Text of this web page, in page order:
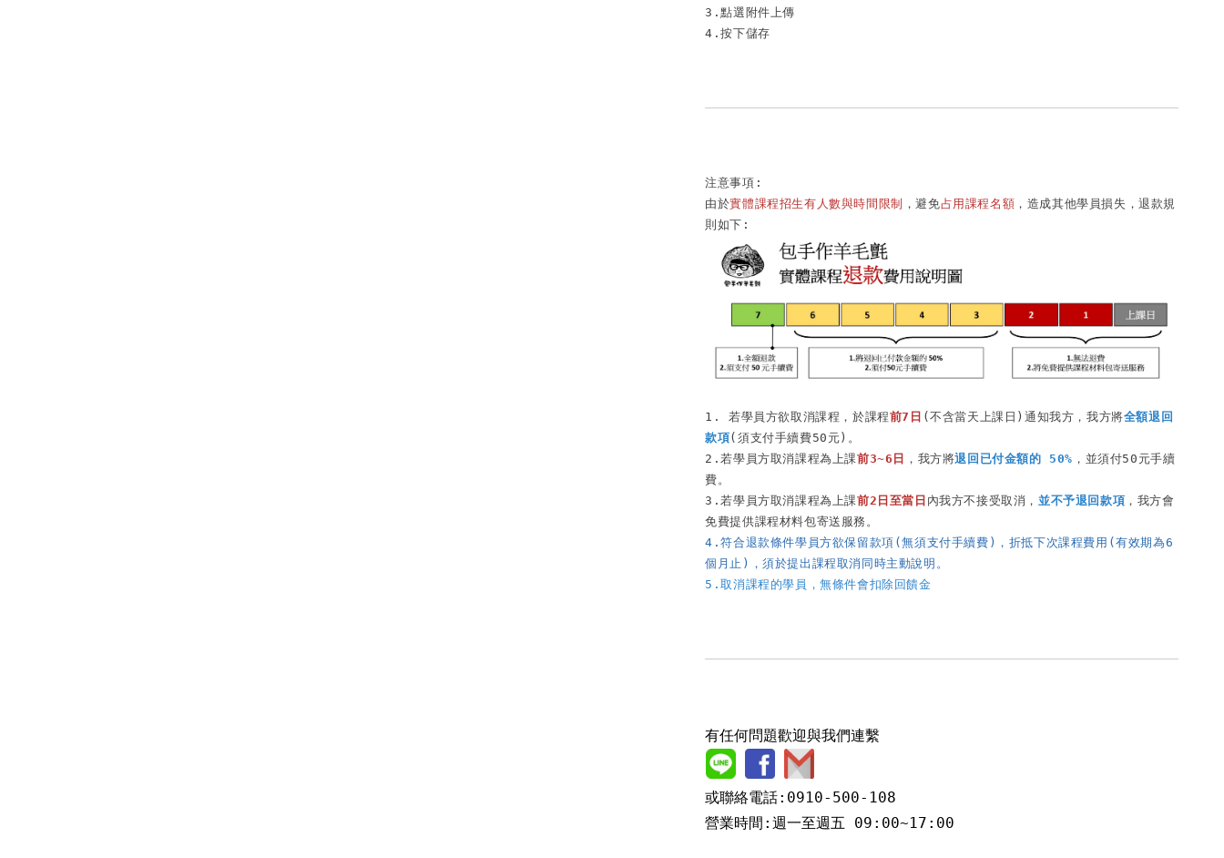
3.點選附件上傳
4.按下儲存
注意事項:
由於實體課程招生有人數與時間限制 ，避免占用課程名額 ，造成其他學員損失，退款規
1. 若學員方欲取消課程，於課程前7日 (不含當天上課日)通知我方，我方將全額退回
款項(須支付手續費50元)。
2.若學員方取消課程為上課前3~6日 ，我方將退回已付金額的 50% ，並須付50元手續
費。
3.若學員方取消課程為上課前2日至當日 內我方不接受取消，並不予退回款項 ，我方會
4.符合退款條件學員方欲保留款項(無須支付手續費)，折抵下次課程費用(有效期為6
個月止)，須於提出課程取消同時主動說明。
5.取消課程的學員，無條件會扣除回饋金
有任何問題歡迎與我們連繫
或聯絡電話:0910-500-108
營業時間:週一至週五 09:00~17:00